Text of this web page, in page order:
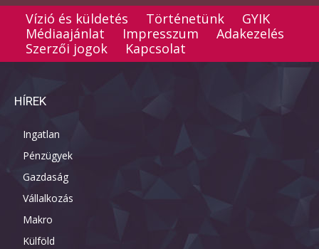
Vízió és küldetés Történetünk
GYIK
Médiaajánlat
Impresszum
Adakezelés
Szerzői jogok
Kapcsolat
HÍREK
Ingatlan
Pénzügyek
Gazdaság
Vállalkozás
Makro
Külföld